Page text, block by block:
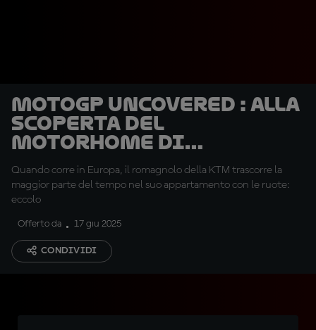
MotoGP Uncovered : alla
scoperta del
motorhome di
Bastianini
Quando corre in Europa, il romagnolo della KTM trascorre la
maggior parte del tempo nel suo appartamento con le ruote:
eccolo
Offerto da 17 giu 2025
CONDIVIDI